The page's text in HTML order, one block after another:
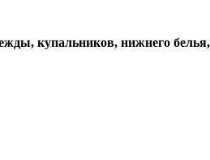
купальников, нижнего